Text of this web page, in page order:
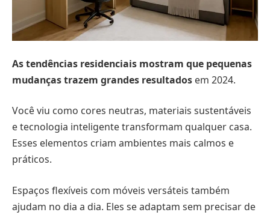
As tendências residenciais mostram que pequenas
mudanças trazem grandes resultados em 2024.
Você viu como cores neutras, materiais sustentáveis
e tecnologia inteligente transformam qualquer casa.
Esses elementos criam ambientes mais calmos e
práticos.
Espaços flexíveis com móveis versáteis também
ajudam no dia a dia. Eles se adaptam sem precisar de